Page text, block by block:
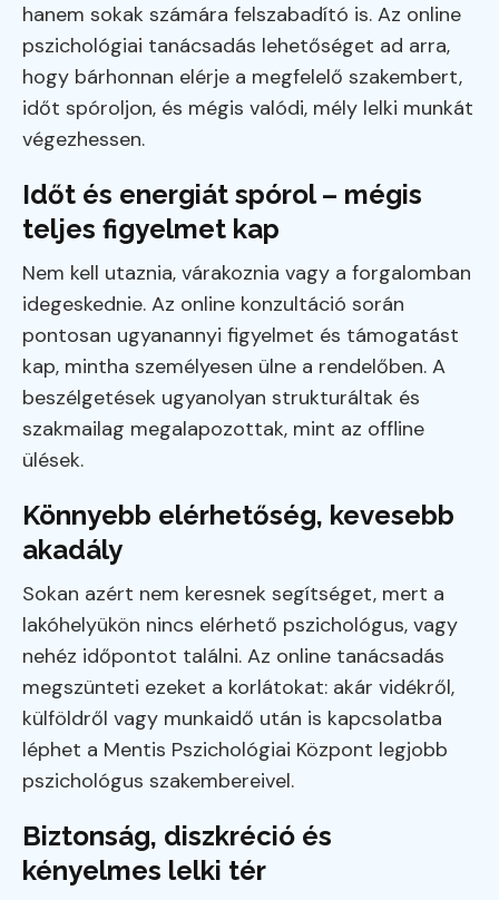
hanem sokak számára felszabadító is. Az online
pszichológiai tanácsadás lehetőséget ad arra,
hogy bárhonnan elérje a megfelelő szakembert,
időt spóroljon, és mégis valódi, mély lelki munkát
végezhessen.
Időt és energiát spórol – mégis
teljes figyelmet kap
Nem kell utaznia, várakoznia vagy a forgalomban
idegeskednie. Az online konzultáció során
pontosan ugyanannyi figyelmet és támogatást
kap, mintha személyesen ülne a rendelőben. A
beszélgetések ugyanolyan strukturáltak és
szakmailag megalapozottak, mint az offline
ülések.
Könnyebb elérhetőség, kevesebb
akadály
Sokan azért nem keresnek segítséget, mert a
lakóhelyükön nincs elérhető pszichológus, vagy
nehéz időpontot találni. Az online tanácsadás
megszünteti ezeket a korlátokat: akár vidékről,
külföldről vagy munkaidő után is kapcsolatba
léphet a Mentis Pszichológiai Központ legjobb
pszichológus szakembereivel.
Biztonság, diszkréció és
kényelmes lelki tér